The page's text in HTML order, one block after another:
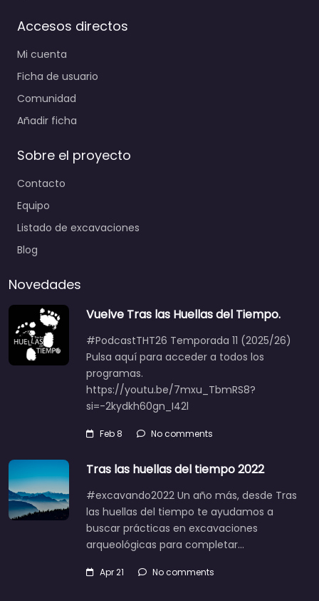
Accesos directos
Mi cuenta
Ficha de usuario
Comunidad
Añadir ficha
Sobre el proyecto
Contacto
Equipo
Listado de excavaciones
Blog
Novedades
Vuelve Tras las Huellas del Tiempo.
#PodcastTHT26 Temporada 11 (2025/26)
Pulsa aquí para acceder a todos los
programas.
https://youtu.be/7mxu_TbmRS8?
si=-2kydkh60gn_I42l
Feb 8 No comments
Tras las huellas del tiempo 2022
#excavando2022 Un año más, desde Tras
las huellas del tiempo te ayudamos a
buscar prácticas en excavaciones
arqueológicas para completar…
Apr 21 No comments